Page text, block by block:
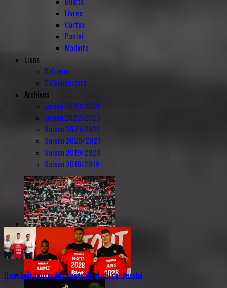
Livres
Cartes
Panini
Maillots
Liens
Da'Liens
Da'Supporters
Archives
saison 2023/2024
saison 2022/2023
Saison 2021/2022
Saison 2020/2021
Saison 2019/2020
Saison 2018/2019
Il cochait toutes les cases du profil recherché